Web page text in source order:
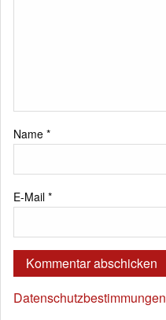
Name *
E-Mail *
Datenschutzbestimmungen